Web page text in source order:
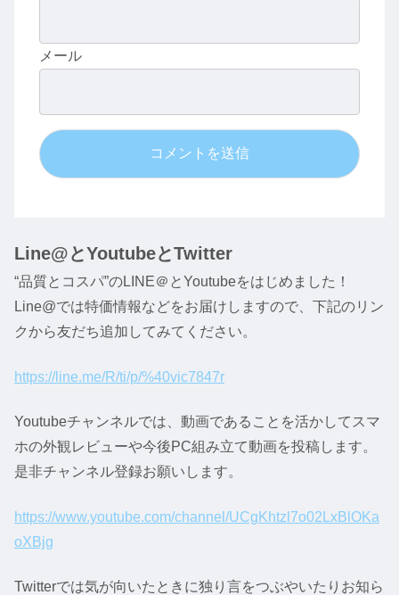
メール
Line@とYoutubeとTwitter
“品質とコスパ”のLINE＠とYoutubeをはじめました！
Line@では特価情報などをお届けしますので、下記のリン
クから友だち追加してみてください。
https://line.me/R/ti/p/%40vic7847r
Youtubeチャンネルでは、動画であることを活かしてスマ
ホの外観レビューや今後PC組み立て動画を投稿します。
是非チャンネル登録お願いします。
https://www.youtube.com/channel/UCgKhtzl7o02LxBlOKa
oXBjg
Twitterでは気が向いたときに独り言をつぶやいたりお知ら